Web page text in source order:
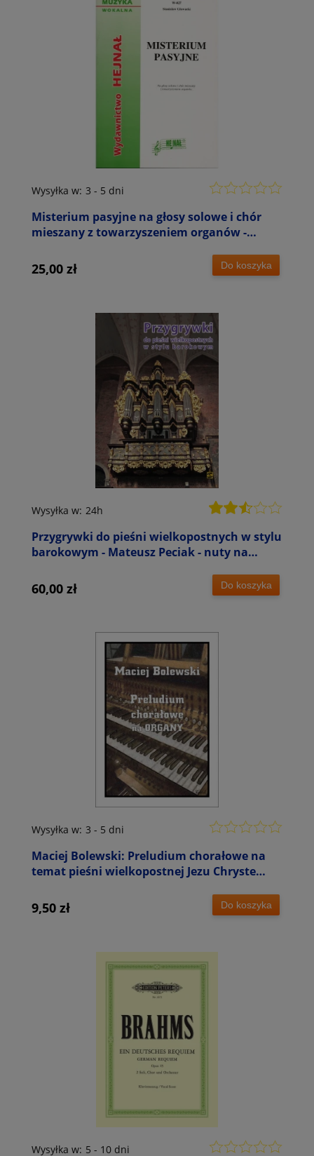
Misterium pasyjne na głosy solowe i chór
mieszany z towarzyszeniem organów -
Wysyłka w: 3 - 5 dni
25,00 zł Do koszyka
Przygrywki do pieśni wielkopostnych w stylu
barokowym - Mateusz Peciak - nuty na
Wysyłka w: 24h
60,00 zł Do koszyka
Maciej Bolewski: Preludium chorałowe na
temat pieśni wielkopostnej Jezu Chryste
Wysyłka w: 3 - 5 dni
9,50 zł Do koszyka
Wysyłka w: 5 - 10 dni